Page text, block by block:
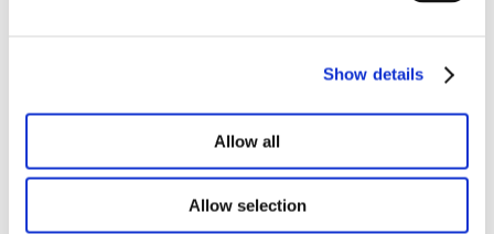
Show details
Allow all
Allow selection